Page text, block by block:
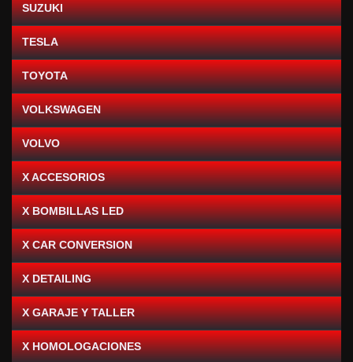
SUZUKI
TESLA
TOYOTA
VOLKSWAGEN
VOLVO
X ACCESORIOS
X BOMBILLAS LED
X CAR CONVERSION
X DETAILING
X GARAJE Y TALLER
X HOMOLOGACIONES